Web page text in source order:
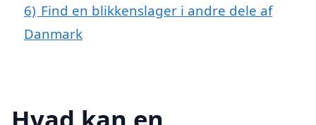
6) Find en blikkenslager i andre dele af
Danmark